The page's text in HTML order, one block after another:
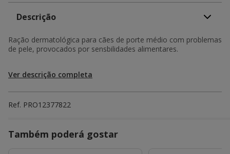
Descrição
Ração dermatológica para cães de porte médio com problemas
de pele, provocados por sensbilidades alimentares.
Ver descrição completa
Ref. PRO12377822
Também poderá gostar